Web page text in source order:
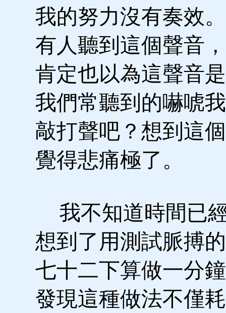
我的努力沒有奏效
有人聽到這個聲音
肯定也以為這聲音
我們常聽到的嚇唬
敲打聲吧？想到這
覺得悲痛極了。
我不知道時間已
想到了用測試脈搏
七十二下算做一分
發現這種做法不僅